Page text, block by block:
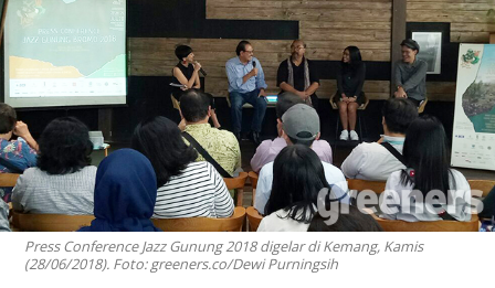
Press Conference Jazz Gunung 2018 digelar di Kemang, Kamis
(28/06/2018). Foto: greeners.co/Dewi Purningsih